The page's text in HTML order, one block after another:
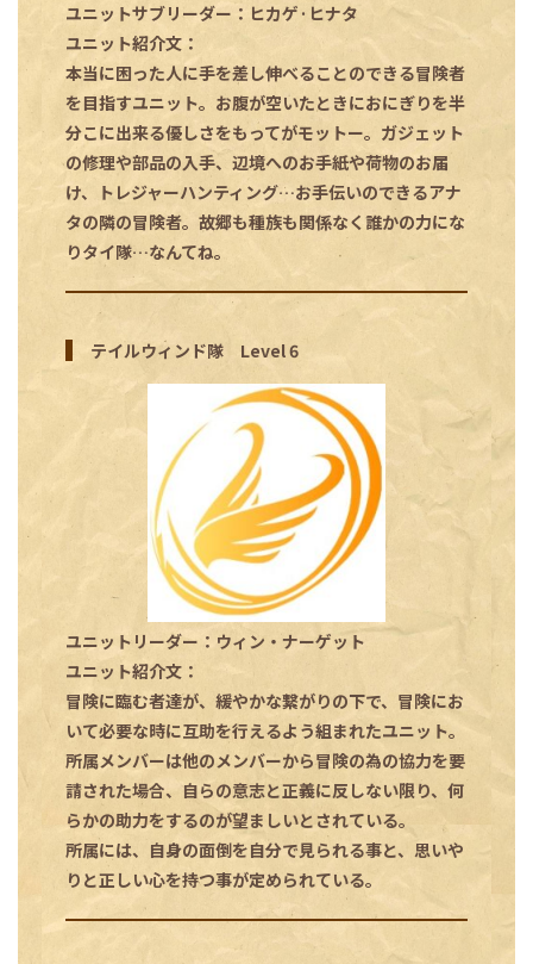
ユニットサブリーダー：ヒカゲ·ヒナタ
ユニット紹介文：
本当に困った人に手を差し伸べることのできる冒険者
を目指すユニット。お腹が空いたときにおにぎりを半
分こに出来る優しさをもってがモットー。ガジェット
の修理や部品の入手、辺境へのお手紙や荷物のお届
け、トレジャーハンティング…お手伝いのできるアナ
タの隣の冒険者。故郷も種族も関係なく誰かの力にな
りタイ隊…なんてね。
テイルウィンド隊 Level 6
ユニットリーダー：ウィン・ナーゲット
ユニット紹介文：
冒険に臨む者達が、緩やかな繋がりの下で、冒険にお
いて必要な時に互助を行えるよう組まれたユニット。
所属メンバーは他のメンバーから冒険の為の協力を要
請された場合、自らの意志と正義に反しない限り、何
らかの助力をするのが望ましいとされている。
所属には、自身の面倒を自分で見られる事と、思いや
りと正しい心を持つ事が定められている。